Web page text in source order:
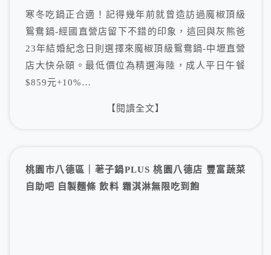
寒冬吃鍋正合適！記得幾年前就曾造訪過魔椒頂級
鴛鴦鍋-經國直營店留下不錯的印象，這回與灰熊爸
23年結婚紀念日則選擇來魔椒頂級鴛鴦鍋-中壢直營
店大快朵頤。最低價位為精選海陸，成人平日午餐
$859元+10%…
【閱讀全文】
桃園市八德區｜荖子鍋PLUS 桃園八德店 豐富蔬菜
自助吧 自製麵條 飲料 霜淇淋無限吃到飽